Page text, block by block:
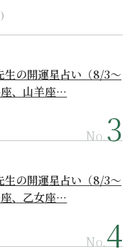
生の開運星占い（8/3～
、山羊座…
No.
生の開運星占い（8/3～
、乙女座…
No.